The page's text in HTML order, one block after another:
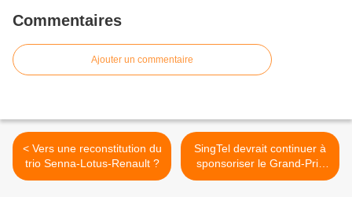
Commentaires
Ajouter un commentaire
< Vers une reconstitution du
trio Senna-Lotus-Renault ?
SingTel devrait continuer à
sponsoriser le Grand-Prix
de Singapour >